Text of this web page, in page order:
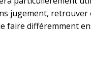
jugement,
faire différemment